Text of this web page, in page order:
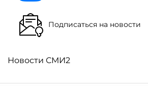
Подписаться на новости
Новости СМИ2